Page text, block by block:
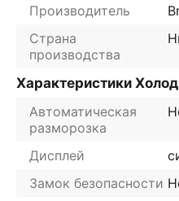
Производитель
Страна
производства
Характеристики
Автоматическая
разморозка
Дисплей
Замок безопасности